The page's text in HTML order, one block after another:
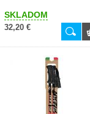
SKLADOM
32,20 €